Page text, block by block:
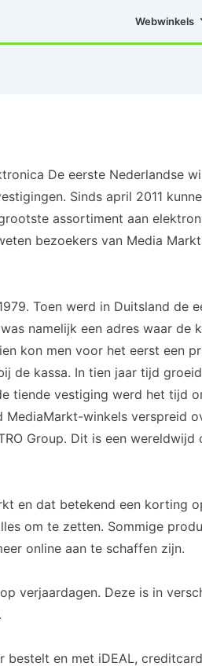
Hoofd
Webwinkels
De eerste Nederlandse
Sinds april 2011
assortiment aan
bezoekers van Media
Toen werd in Duitsland de
namelijk een adres waar de
kon men voor het eerst een
de kassa. In tien jaar tijd
tiende vestiging werd het tijd
winkels verspreid
Group. Dit is een wereldwijd
en dat betekend een korting
om te zetten. Sommige
online aan te schaffen zijn.
verjaardagen. Deze is in
en met iDEAL,